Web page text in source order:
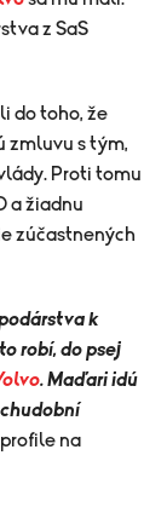
z SaS
do toho, že
zmluvu s tým,
Proti tomu
a žiadnu
zúčastnených
k
robí, do psej
. Maďari idú
na